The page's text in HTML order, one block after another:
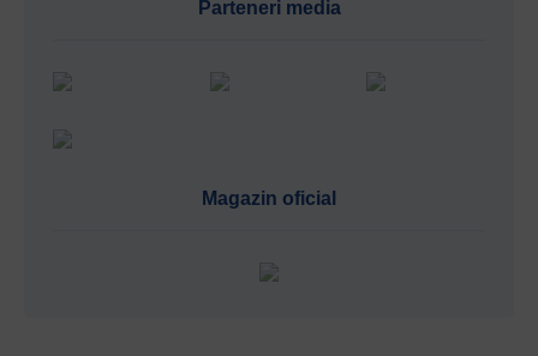
Parteneri media
Magazin oficial